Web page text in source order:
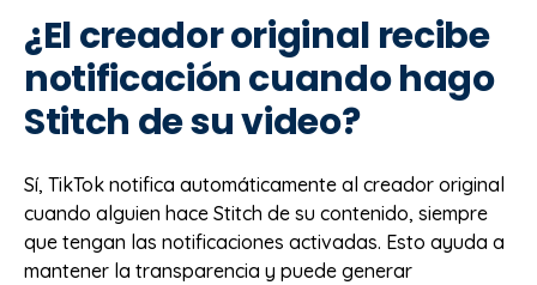
¿El creador original recibe
notificación cuando hago
Stitch de su video?
Sí, TikTok notifica automáticamente al creador original
cuando alguien hace Stitch de su contenido, siempre
que tengan las notificaciones activadas. Esto ayuda a
mantener la transparencia y puede generar